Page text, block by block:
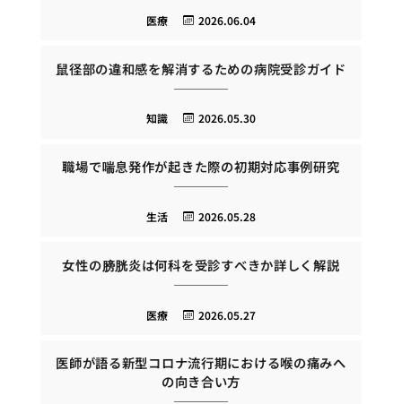
2026.06.04
医療
鼠径部の違和感を解消するための病院受診ガイド
2026.05.30
知識
職場で喘息発作が起きた際の初期対応事例研究
2026.05.28
生活
女性の膀胱炎は何科を受診すべきか詳しく解説
2026.05.27
医療
医師が語る新型コロナ流行期における喉の痛みへ
の向き合い方